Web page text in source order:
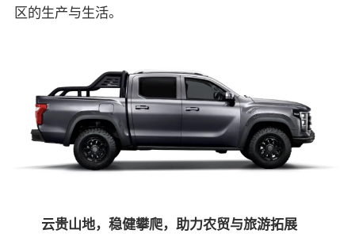
区的生产与生活。
云贵山地，稳健攀爬，助力农贸与旅游拓展